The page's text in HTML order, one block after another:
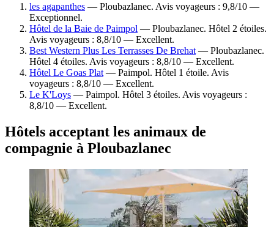
les agapanthes — Ploubazlanec. Avis voyageurs : 9,8/10 —
Exceptionnel.
Hôtel de la Baie de Paimpol — Ploubazlanec. Hôtel 2 étoiles.
Avis voyageurs : 8,8/10 — Excellent.
Best Western Plus Les Terrasses De Brehat — Ploubazlanec.
Hôtel 4 étoiles. Avis voyageurs : 8,8/10 — Excellent.
Hôtel Le Goas Plat — Paimpol. Hôtel 1 étoile. Avis
voyageurs : 8,8/10 — Excellent.
Le K'Loys — Paimpol. Hôtel 3 étoiles. Avis voyageurs :
8,8/10 — Excellent.
Hôtels acceptant les animaux de
compagnie à Ploubazlanec